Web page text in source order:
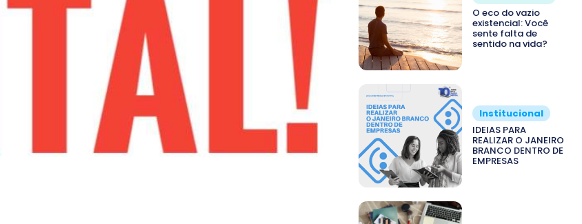
O eco do vazio
existencial: Você
sente falta de
sentido na vida?
Institucional
IDEIAS PARA
REALIZAR O JANEIRO
BRANCO DENTRO DE
EMPRESAS